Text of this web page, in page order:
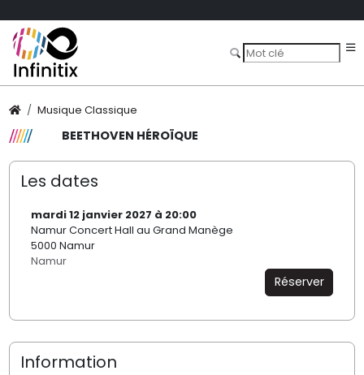
Musique Classique
BEETHOVEN HÉROÏQUE
Les dates
mardi 12 janvier 2027 à 20:00
Namur Concert Hall au Grand Manège
5000 Namur
Namur
Réserver
Information